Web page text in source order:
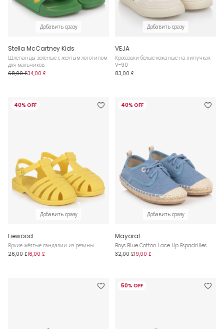
Добавить сразу
Stella McCartney Kids
Шлепанцы зеленые с желтым логотипом
для мальчиков
68,00 £34,00 £
Добавить сразу
VEJA
Кроссовки белые кожаные на липучках
V-90
83,00 £
40% OFF
Добавить сразу
Liewood
Яркие жёлтые сандалии из резины
26,00 £16,00 £
40% OFF
Добавить сразу
Mayoral
Boys Blue Cotton Lace Up Espadrilles
32,00 £19,00 £
50% OFF